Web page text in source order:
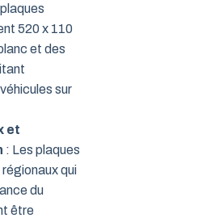
520 x 110
et des
sur
et
: Les plaques
qui
du
être